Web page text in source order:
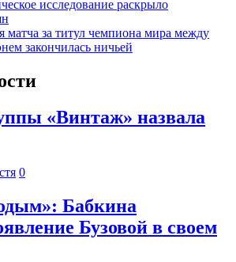
исследование раскрыло
матча за титул чемпиона мира между
закончилась ничьей
«Винтаж» назвала
0
Бабкина
Бузовой в своем